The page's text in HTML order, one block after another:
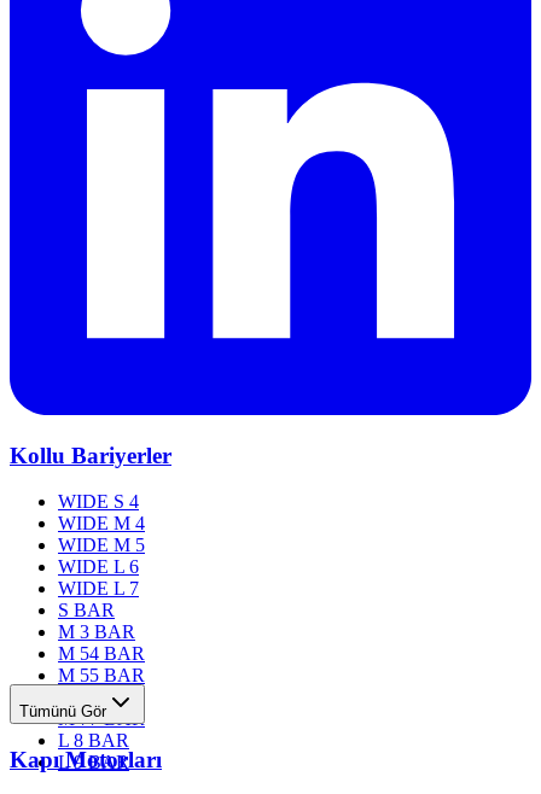
Kollu Bariyerler
WIDE S 4
WIDE M 4
WIDE M 5
WIDE L 6
WIDE L 7
S BAR
M 3 BAR
M 54 BAR
M 55 BAR
M 76 BAR
M 77 BAR
L 8 BAR
L 9 BAR
Tümünü Gör
Kapı Motorları